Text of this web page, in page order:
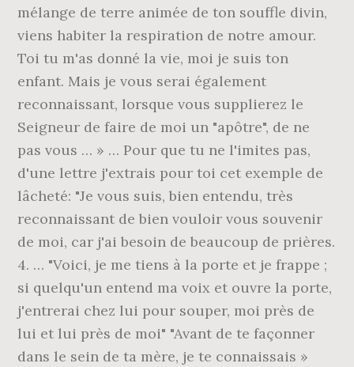
mélange de terre animée de ton souffle divin,
viens habiter la respiration de notre amour.
Toi tu m'as donné la vie, moi je suis ton
enfant. Mais je vous serai également
reconnaissant, lorsque vous supplierez le
Seigneur de faire de moi un "apôtre", de ne
pas vous … » … Pour que tu ne l'imites pas,
d'une lettre j'extrais pour toi cet exemple de
lâcheté: "Je vous suis, bien entendu, très
reconnaissant de bien vouloir vous souvenir
de moi, car j'ai besoin de beaucoup de prières.
4. … "Voici, je me tiens à la porte et je frappe ;
si quelqu'un entend ma voix et ouvre la porte,
j'entrerai chez lui pour souper, moi près de
lui et lui près de moi" "Avant de te façonner
dans le sein de ta mère, je te connaissais »